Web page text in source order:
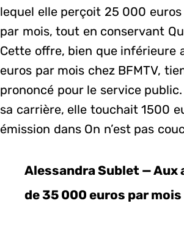
lequel elle perçoit 25 000 euros
par mois, tout en conservant
Cette offre, bien que inférieure
euros par mois chez BFMTV,
prononcé pour le service
sa carrière, elle touchait 1500
émission dans On n’est pas
Alessandra Sublet — Aux
de 35 000 euros par mois